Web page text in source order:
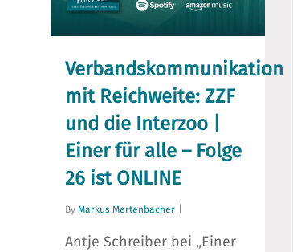
Verbandskommunikation
mit Reichweite: ZZF
und die Interzoo |
Einer für alle – Folge
26 ist ONLINE
By Markus Mertenbacher
Antje Schreiber bei „Einer